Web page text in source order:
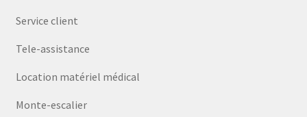
Service client
Tele-assistance
Location matériel médical
Monte-escalier